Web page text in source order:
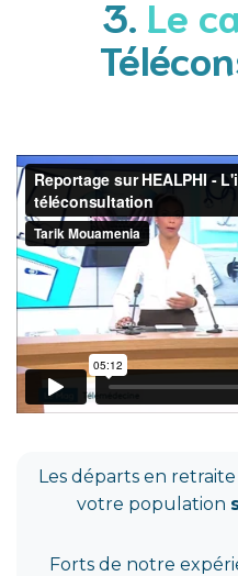
3. Le
Les départs en
votre population
Forts de notre